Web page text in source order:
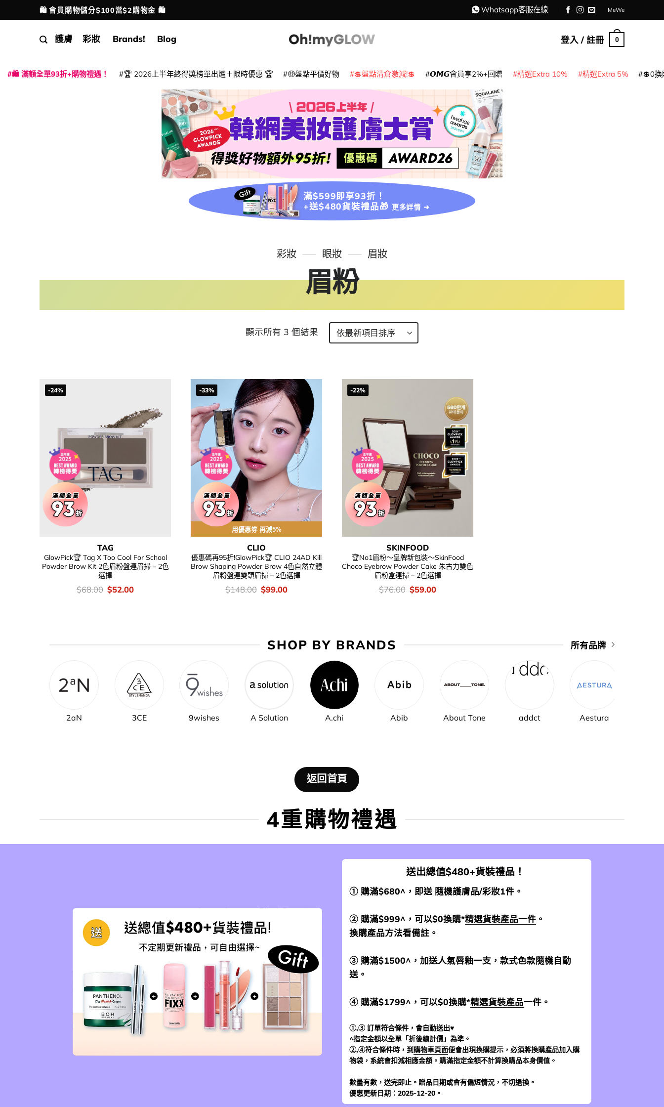
to
配送港澳
🛍️ 會員購物儲分$100當$2購物金 🛍️ Whatsapp客服在線 MeWe
護膚 彩妝 Brands! Blog 登入 / 註冊 0
🛍️ 滿額全單93折+購物禮遇！ 🏆 2026上半年終得奬榜單出爐＋限時優惠 🏆 🤑盤點平價好物 💲盤點清倉激減!💲 𝙊𝙈𝙂會員享2%+回贈 精選Extra 10% 精選Extra 5% 💲0換
滿$599即享93折！
+送$480貨裝禮品🎁 更多詳情 ➜
彩妝 眼妝 眉妝
眉粉
顯示所有 3 個結果
-24%
TAG
GlowPick🏆 Tag X Too Cool For School
Powder Brow Kit 2色眉粉盤連眉掃 – 2色
選擇
價
錢：
$68.00 Original
price
$52.00Current
-33%
用優惠劵 再減5%
CLIO
優惠碼再95折!GlowPick🏆 CLIO 24AD Kill
Brow Shaping Powder Brow 4色自然立體
眉粉盤連雙頭眉掃 – 2色選擇
價
錢：
$148.00 Original
price
$99.00Current
-22%
SKINFOOD
🏆No1眉粉～皇牌新包裝～SkinFood
Choco Eyebrow Powder Cake 朱古力雙色
眉粉盒連掃 – 2色選擇
價
錢：
$76.00 Original
price
$59.00Current
SHOP BY BRANDS 所有品牌
2aN 3CE 9wishes A Solution A.chi Abib About Tone addct Aestura
返回首頁
4重購物禮遇
送出總值$480+貨裝禮品！
① 購滿$680^，即送 隨機護膚品/彩妝1件。
② 購滿$999^，可以$0換購*精選貨裝產品一件 。
換購產品方法看備註。
③ 購滿$1500^，加送人氣唇釉一支，款式色款隨機自動
送。
④ 購滿$1799^，可以$0換購*精選貨裝產品一件。
①,③ 訂單符合條件，會自動送出♥
^指定金額以全單「折後總計價」為準。
②,④符合條件時，到 購物車頁面便會出現換購提示，必須將換購產品加入購
物袋，系統會扣減相應金額。購滿指定金額不計算換購品本身價值。
數量有數，送完即止。贈品日期或會有偏短情況，不切退換。
優惠更新日期：2025-12-20。